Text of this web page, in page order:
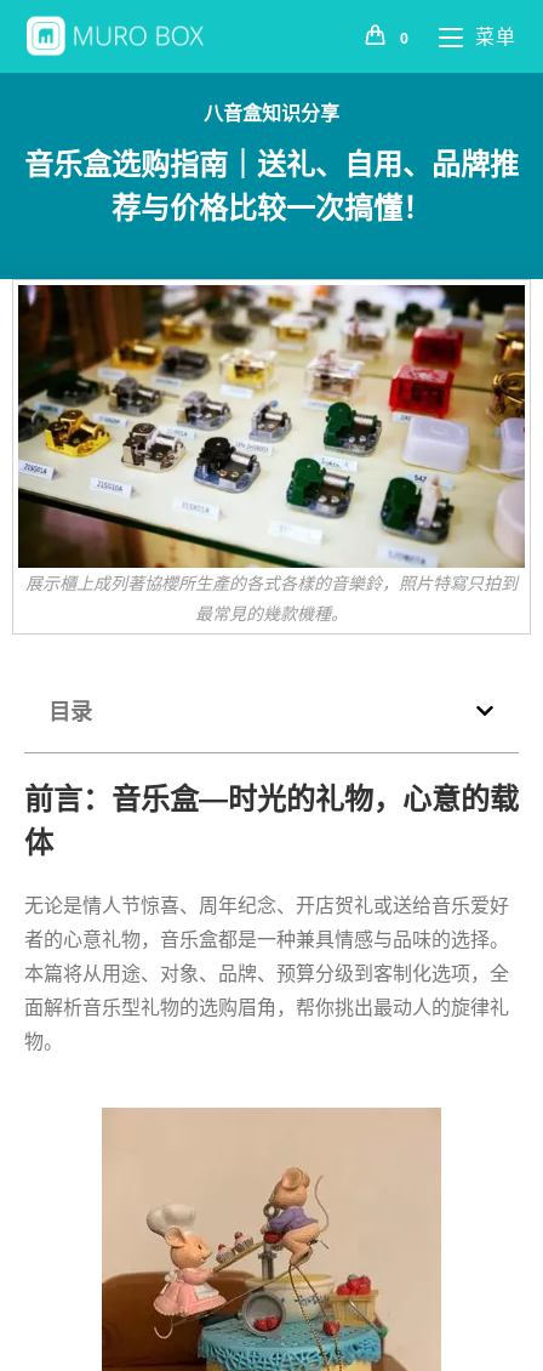
0 菜单
八音盒知识分享
音乐盒选购指南｜送礼、自用、品牌推
荐与价格比较一次搞懂！
展示櫃上成列著協櫻所生產的各式各樣的音樂鈴，照片特寫只拍到
最常見的幾款機種。
目录
前言：音乐盒—时光的礼物，心意的载
体
无论是情人节惊喜、周年纪念、开店贺礼或送给音乐爱好
者的心意礼物，音乐盒都是一种兼具情感与品味的选择。
本篇将从用途、对象、品牌、预算分级到客制化选项，全
面解析音乐型礼物的选购眉角，帮你挑出最动人的旋律礼
物。